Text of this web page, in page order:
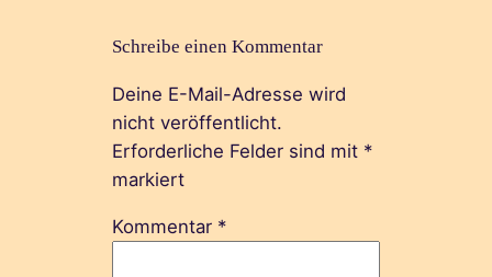
Schreibe einen Kommentar
Deine E-Mail-Adresse wird
nicht veröffentlicht.
Erforderliche Felder sind mit *
markiert
Kommentar *